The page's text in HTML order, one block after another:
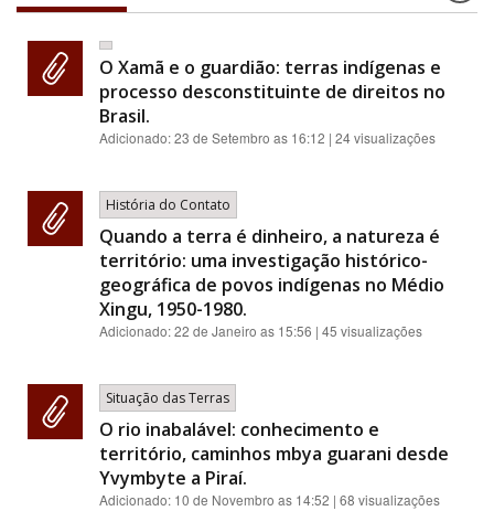
O Xamã e o guardião: terras indígenas e
processo desconstituinte de direitos no
Brasil.
Adicionado:23 de Setembro as 16:12 | 24 visualizações
História do Contato
Quando a terra é dinheiro, a natureza é
território: uma investigação histórico-
geográfica de povos indígenas no Médio
Xingu, 1950-1980.
Adicionado:22 de Janeiro as 15:56 | 45 visualizações
Situação das Terras
O rio inabalável: conhecimento e
território, caminhos mbya guarani desde
Yvymbyte a Piraí.
Adicionado: 10 de Novembro as 14:52 | 68 visualizações